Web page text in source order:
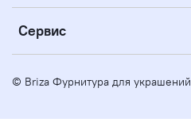
Сервис
© Briza Фурнитура для украшений